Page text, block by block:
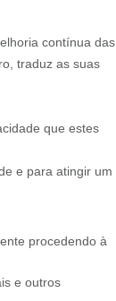
contínua das
traduz as suas
que estes
e para atingir um
procedendo à
e outros